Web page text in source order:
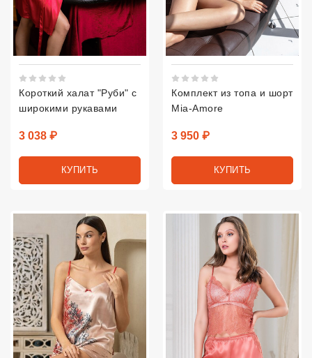
Короткий халат "Руби" с
широкими рукавами
Цена
3 038 ₽
КУПИТЬ
Комплект из топа и шорт
Mia-Amore
Цена
3 950 ₽
КУПИТЬ